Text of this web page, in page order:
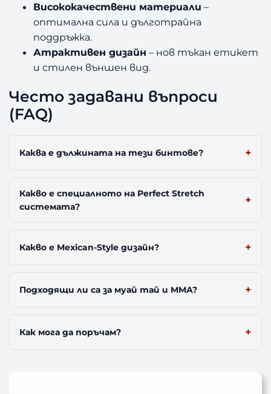
Висококачествени материали –
оптимална сила и дълготрайна
поддръжка.
Атрактивен дизайн – нов тъкан етикет
и стилен външен вид.
Често задавани въпроси
(FAQ)
Каква е дължината на тези бинтове?
Какво е специалното на Perfect Stretch
системата?
Какво е Mexican-Style дизайн?
Подходящи ли са за муай тай и MMA?
Как мога да поръчам?